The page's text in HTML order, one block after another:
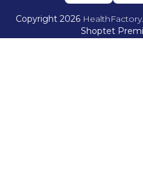
Shoptet
Copyright 2026